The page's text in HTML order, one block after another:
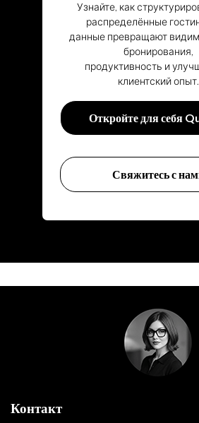
Узнайте, как
распределённые
данные превращают
бронирования,
продуктивность и
клиентский опыт.
Откройте для себя
Свяжитесь с
Контакт